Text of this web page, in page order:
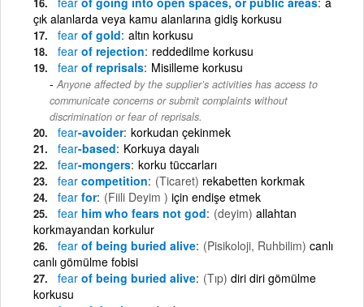
çık alanlarda veya kamu alanlarına gidiş korkusu
fear of gold altın korkusu
fear of rejection reddedilme korkusu
fear of reprisals Misilleme korkusu
Anyone affected by the supplier’s activities has access to
communicate concerns or submit complaints without
discrimination or fear of reprisals.
fear-avoider korkudan çekinmek
fear-based Korkuya dayalı
fear-mongers korku tüccarları
fear competition (Ticaret) rekabetten korkmak
fear for (Fiili Deyim ) için endişe etmek
fear him who fears not god (deyim) allahtan
korkmayandan korkulur
fear of being buried alive (Pisikoloji, Ruhbilim) canlı
canlı gömülme fobisi
fear of being buried alive (Tıp) diri diri gömülme
korkusu